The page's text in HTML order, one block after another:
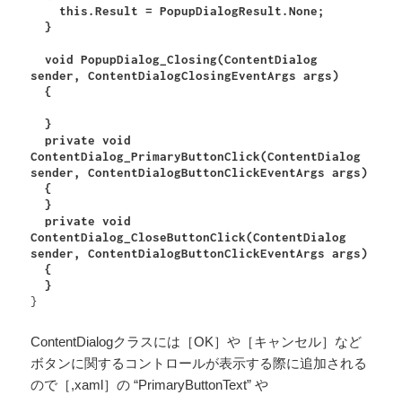
    this.Result = PopupDialogResult.None;
  }
  void PopupDialog_Closing(ContentDialog
sender, ContentDialogClosingEventArgs args)
  {
  }
  private void
ContentDialog_PrimaryButtonClick(ContentDialog
sender, ContentDialogButtonClickEventArgs args)
  {
  }
  private void
ContentDialog_CloseButtonClick(ContentDialog
sender, ContentDialogButtonClickEventArgs args)
  {
}
ContentDialogクラスには［OK］や［キャンセル］など
ボタンに関するコントロールが表示する際に追加される
ので［,xaml］の “PrimaryButtonText” や